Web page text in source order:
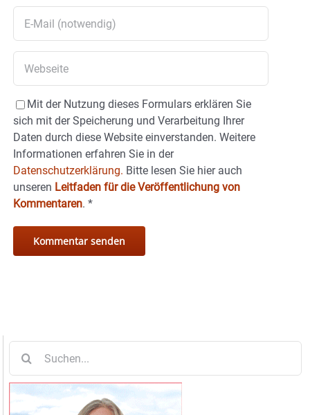
Mit der Nutzung dieses Formulars erklären Sie
sich mit der Speicherung und Verarbeitung Ihrer
Daten durch diese Website einverstanden. Weitere
Informationen erfahren Sie in der
Datenschutzerklärung. Bitte lesen Sie hier auch
unseren Leitfaden für die Veröffentlichung von
Kommentaren. *
nach: